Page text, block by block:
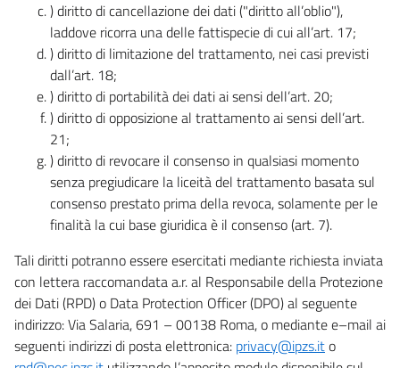
) diritto di cancellazione dei dati ("diritto all’oblio"),
laddove ricorra una delle fattispecie di cui all’art. 17;
) diritto di limitazione del trattamento, nei casi previsti
dall’art. 18;
) diritto di portabilità dei dati ai sensi dell’art. 20;
) diritto di opposizione al trattamento ai sensi dell’art.
21;
) diritto di revocare il consenso in qualsiasi momento
senza pregiudicare la liceità del trattamento basata sul
consenso prestato prima della revoca, solamente per le
finalità la cui base giuridica è il consenso (art. 7).
Tali diritti potranno essere esercitati mediante richiesta inviata
con lettera raccomandata a.r. al Responsabile della Protezione
dei Dati (RPD) o Data Protection Officer (DPO) al seguente
indirizzo: Via Salaria, 691 – 00138 Roma, o mediante e–mail ai
seguenti indirizzi di posta elettronica: privacy@ipzs.ito